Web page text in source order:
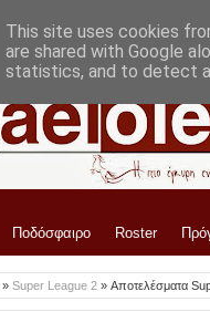
Ποδόσφαιρο Roster
» Super League 2 » Αποτελέσματα
This site uses cookies
are shared with Google
statistics, and to detect